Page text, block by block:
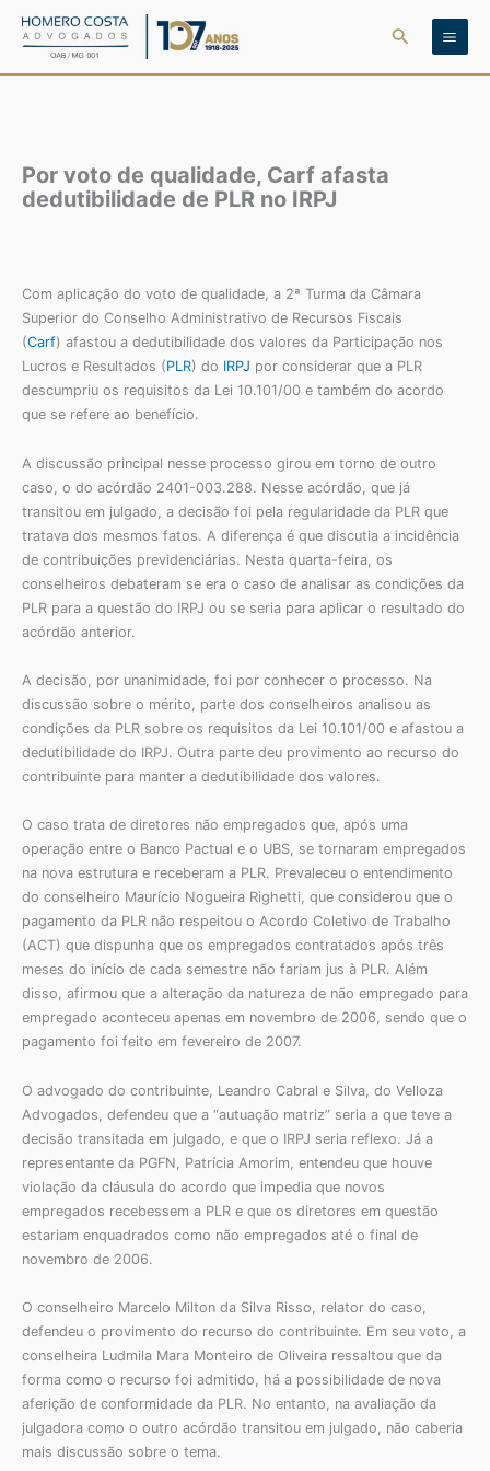
para
Pesquisar
Por voto de qualidade, Carf afasta
dedutibilidade de PLR no IRPJ
Com aplicação do voto de qualidade, a 2ª Turma da Câmara
Superior do Conselho Administrativo de Recursos Fiscais
(Carf) afastou a dedutibilidade dos valores da Participação nos
Lucros e Resultados (PLR) do IRPJ por considerar que a PLR
descumpriu os requisitos da Lei 10.101/00 e também do acordo
que se refere ao benefício.
A discussão principal nesse processo girou em torno de outro
caso, o do acórdão 2401-003.288. Nesse acórdão, que já
transitou em julgado, a decisão foi pela regularidade da PLR que
tratava dos mesmos fatos. A diferença é que discutia a incidência
de contribuições previdenciárias. Nesta quarta-feira, os
conselheiros debateram se era o caso de analisar as condições da
PLR para a questão do IRPJ ou se seria para aplicar o resultado do
acórdão anterior.
A decisão, por unanimidade, foi por conhecer o processo. Na
discussão sobre o mérito, parte dos conselheiros analisou as
condições da PLR sobre os requisitos da Lei 10.101/00 e afastou a
dedutibilidade do IRPJ. Outra parte deu provimento ao recurso do
contribuinte para manter a dedutibilidade dos valores.
O caso trata de diretores não empregados que, após uma
operação entre o Banco Pactual e o UBS, se tornaram empregados
na nova estrutura e receberam a PLR. Prevaleceu o entendimento
do conselheiro Maurício Nogueira Righetti, que considerou que o
pagamento da PLR não respeitou o Acordo Coletivo de Trabalho
(ACT) que dispunha que os empregados contratados após três
meses do início de cada semestre não fariam jus à PLR. Além
disso, afirmou que a alteração da natureza de não empregado para
empregado aconteceu apenas em novembro de 2006, sendo que o
pagamento foi feito em fevereiro de 2007.
O advogado do contribuinte, Leandro Cabral e Silva, do Velloza
Advogados, defendeu que a “autuação matriz” seria a que teve a
decisão transitada em julgado, e que o IRPJ seria reflexo. Já a
representante da PGFN, Patrícia Amorim, entendeu que houve
violação da cláusula do acordo que impedia que novos
empregados recebessem a PLR e que os diretores em questão
estariam enquadrados como não empregados até o final de
novembro de 2006.
O conselheiro Marcelo Milton da Silva Risso, relator do caso,
defendeu o provimento do recurso do contribuinte. Em seu voto, a
conselheira Ludmila Mara Monteiro de Oliveira ressaltou que da
forma como o recurso foi admitido, há a possibilidade de nova
aferição de conformidade da PLR. No entanto, na avaliação da
julgadora como o outro acórdão transitou em julgado, não caberia
mais discussão sobre o tema.